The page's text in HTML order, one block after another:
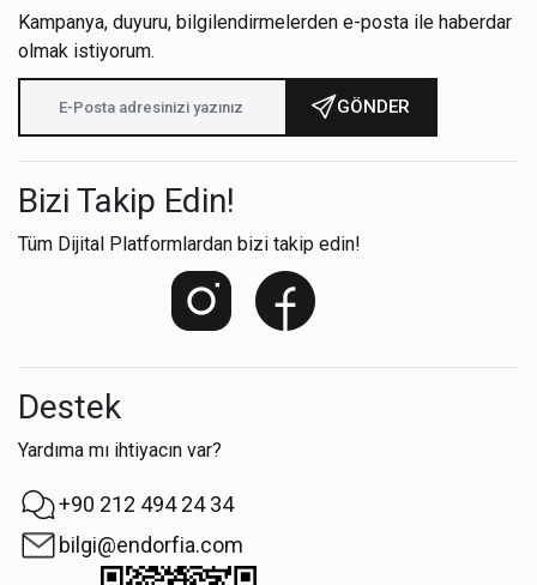
Kampanya, duyuru, bilgilendirmelerden e-posta ile haberdar
olmak istiyorum.
GÖNDER
Bizi Takip Edin!
Tüm Dijital Platformlardan bizi takip edin!
Destek
Yardıma mı ihtiyacın var?
+90 212 494 24 34
bilgi@endorfia.com